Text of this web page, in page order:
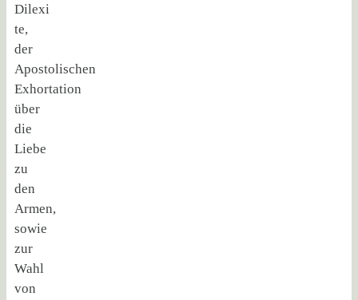
Dilexi
te,
der
Apostolischen
Exhortation
über
die
Liebe
zu
den
Armen,
sowie
zur
Wahl
von